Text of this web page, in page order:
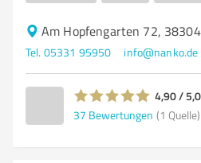
Am Hopfengarten 72,
Tel. 05331 95950 info@nanko.de
4,90 /
37 Bewertungen (1 Quelle)